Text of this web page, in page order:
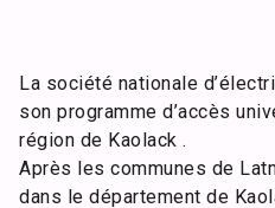
La société nationale
son programme d’accès
région de Kaolack .
Après les communes de
dans le département de